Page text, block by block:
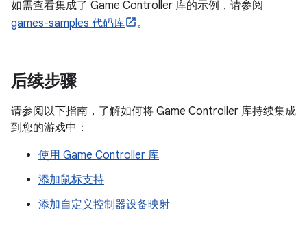
如需查看集成了 Game Controller 库的示例，请参阅
games-samples 代码库
。
后续步骤
请参阅以下指南，了解如何将 Game Controller 库持续集成
到您的游戏中：
使用 Game Controller 库
添加鼠标支持
添加自定义控制器设备映射